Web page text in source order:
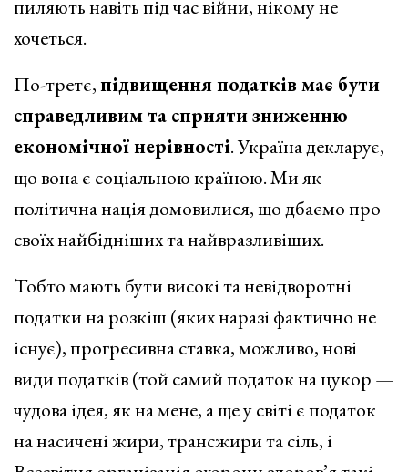
пиляють навіть під час війни, нікому не
хочеться.
По-третє,підвищення податків має бути
справедливим та сприяти зниженню
економічної нерівності. Україна декларує,
що вона є соціальною країною. Ми як
політична нація домовилися, що дбаємо про
своїх найбідніших та найвразливіших.
Тобто мають бути високі та невідворотні
податки на розкіш (яких наразі фактично не
існує), прогресивна ставка, можливо, нові
види податків (той самий податок на цукор —
чудова ідея, як на мене, а ще у світі є податок
на насичені жири, трансжири та сіль, і